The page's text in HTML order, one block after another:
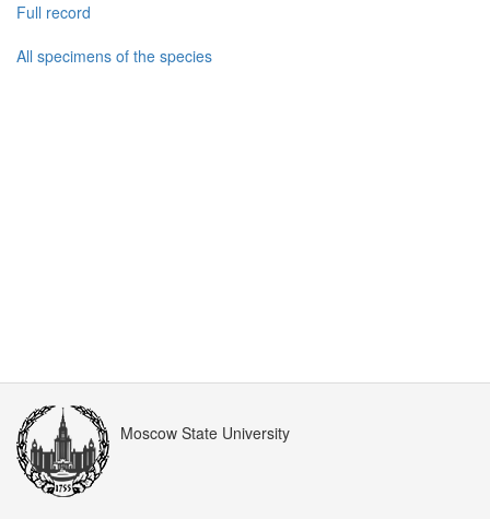
Full record
All specimens of the species
Moscow State University